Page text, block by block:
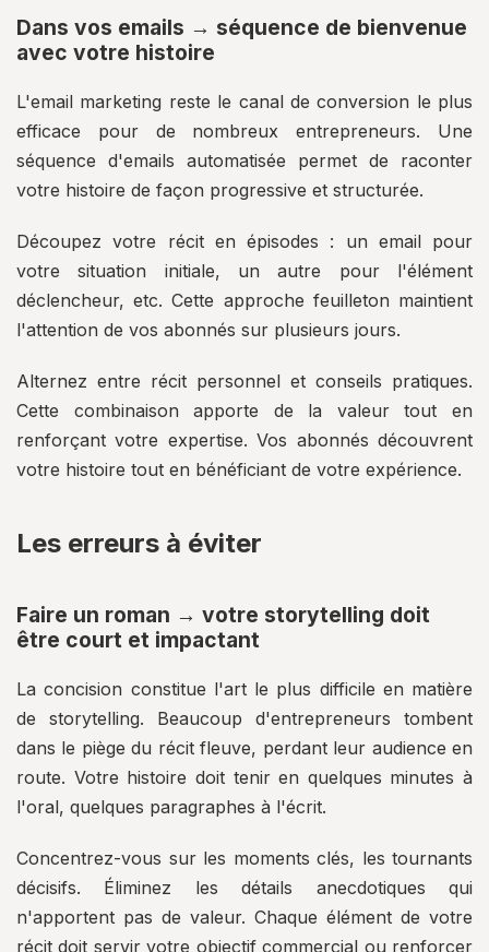
Dans vos emails → séquence de bienvenue
avec votre histoire
L'email marketing reste le canal de conversion le plus
efficace pour de nombreux entrepreneurs. Une
séquence d'emails automatisée permet de raconter
votre histoire de façon progressive et structurée.
Découpez votre récit en épisodes : un email pour
votre situation initiale, un autre pour l'élément
déclencheur, etc. Cette approche feuilleton maintient
l'attention de vos abonnés sur plusieurs jours.
Alternez entre récit personnel et conseils pratiques.
Cette combinaison apporte de la valeur tout en
renforçant votre expertise. Vos abonnés découvrent
votre histoire tout en bénéficiant de votre expérience.
Les erreurs à éviter
Faire un roman → votre storytelling doit
être court et impactant
La concision constitue l'art le plus difficile en matière
de storytelling. Beaucoup d'entrepreneurs tombent
dans le piège du récit fleuve, perdant leur audience en
route. Votre histoire doit tenir en quelques minutes à
l'oral, quelques paragraphes à l'écrit.
Concentrez-vous sur les moments clés, les tournants
décisifs. Éliminez les détails anecdotiques qui
n'apportent pas de valeur. Chaque élément de votre
récit doit servir votre objectif commercial ou renforcer